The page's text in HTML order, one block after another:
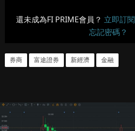
還未成為FI PRIME會員？ 立即訂閱
忘記密碼？
券商 富途證券 新經濟 金融